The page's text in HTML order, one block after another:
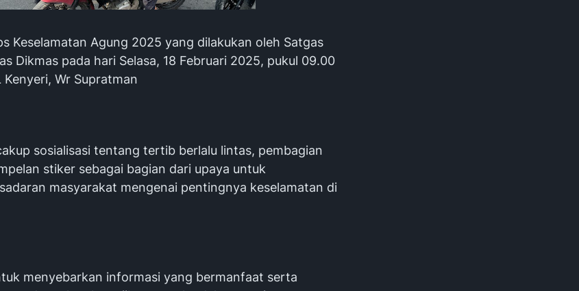
Keselamatan Agung 2025 yang dilakukan oleh Satgas
Dikmas pada hari Selasa, 18 Februari 2025, pukul 09.00
Kenyeri, Wr Supratman
sosialisasi tentang tertib berlalu lintas, pembagian
stiker sebagai bagian dari upaya untuk
masyarakat mengenai pentingnya keselamatan di
menyebarkan informasi yang bermanfaat serta